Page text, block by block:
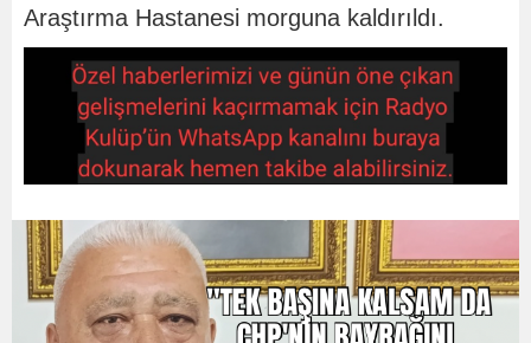
Araştırma Hastanesi morguna kaldırıldı.